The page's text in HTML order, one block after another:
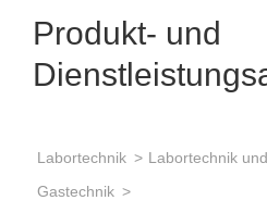
Produkt- und
Labortechnik
Labortechnik
Gastechnik